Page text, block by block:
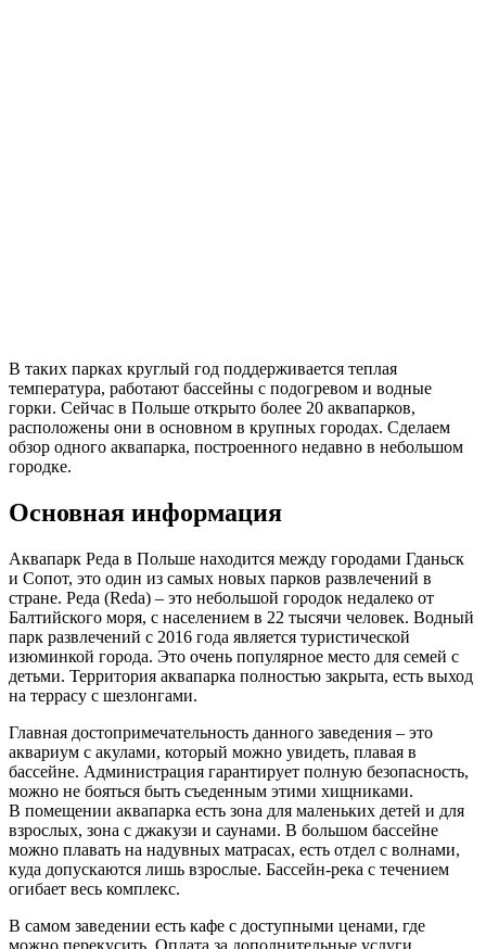
В таких парках круглый год поддерживается теплая
температура, работают бассейны с подогревом и водные
горки. Сейчас в Польше открыто более 20 аквапарков,
расположены они в основном в крупных городах. Сделаем
обзор одного аквапарка, построенного недавно в небольшом
городке.
Основная информация
Аквапарк Реда в Польше находится между городами Гданьск
и Сопот, это один из самых новых парков развлечений в
стране. Реда (Reda) – это небольшой городок недалеко от
Балтийского моря, с населением в 22 тысячи человек. Водный
парк развлечений с 2016 года является туристической
изюминкой города. Это очень популярное место для семей с
детьми. Территория аквапарка полностью закрыта, есть выход
на террасу с шезлонгами.
Главная достопримечательность данного заведения – это
аквариум с акулами, который можно увидеть, плавая в
бассейне. Администрация гарантирует полную безопасность,
можно не бояться быть съеденным этими хищниками.
В помещении аквапарка есть зона для маленьких детей и для
взрослых, зона с джакузи и саунами. В большом бассейне
можно плавать на надувных матрасах, есть отдел с волнами,
куда допускаются лишь взрослые. Бассейн-река с течением
огибает весь комплекс.
В самом заведении есть кафе с доступными ценами, где
можно перекусить. Оплата за дополнительные услуги